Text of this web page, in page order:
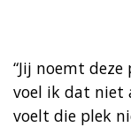
“Jij noemt
voel ik dat niet
voelt die plek